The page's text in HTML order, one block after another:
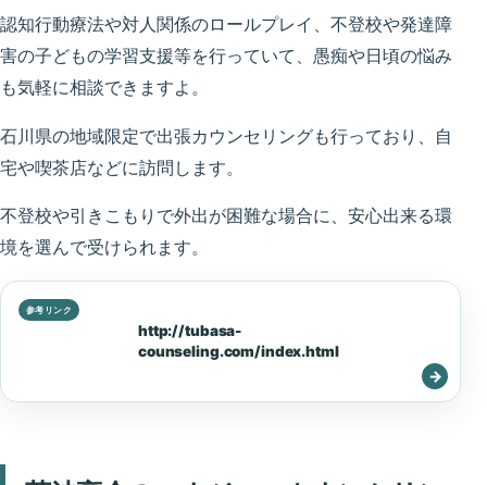
認知行動療法や対人関係のロールプレイ、不登校や発達障
害の子どもの学習支援等を行っていて、愚痴や日頃の悩み
も気軽に相談できますよ。
石川県の地域限定で出張カウンセリングも行っており、自
宅や喫茶店などに訪問します。
不登校や引きこもりで外出が困難な場合に、安心出来る環
境を選んで受けられます。
http://tubasa-
counseling.com/index.html